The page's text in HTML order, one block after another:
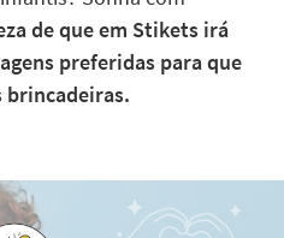
de que em Stikets irá
preferidas para que
brincadeiras.